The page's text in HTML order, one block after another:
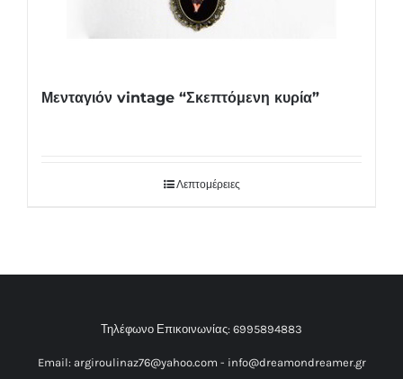
Μενταγιόν vintage “Σκεπτόμενη κυρία”
Λεπτομέρειες
Τηλέφωνο Επικοινωνίας: 6995894883
Email: argiroulinaz76@yahoo.com - info@dreamondreamer.gr